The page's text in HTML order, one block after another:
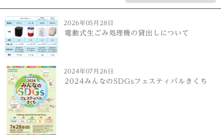
2026年05月28日
電動式生ごみ処理機の貸出しについて
2024年07月26日
2024みんなのSDGsフェスティバルきくち